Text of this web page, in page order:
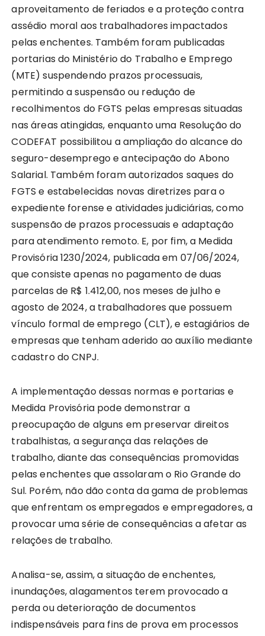
aproveitamento de feriados e a proteção contra
assédio moral aos trabalhadores impactados
pelas enchentes. Também foram publicadas
portarias do Ministério do Trabalho e Emprego
(MTE) suspendendo prazos processuais,
permitindo a suspensão ou redução de
recolhimentos do FGTS pelas empresas situadas
nas áreas atingidas, enquanto uma Resolução do
CODEFAT possibilitou a ampliação do alcance do
seguro-desemprego e antecipação do Abono
Salarial. Também foram autorizados saques do
FGTS e estabelecidas novas diretrizes para o
expediente forense e atividades judiciárias, como
suspensão de prazos processuais e adaptação
para atendimento remoto. E, por fim, a Medida
Provisória 1230/2024, publicada em 07/06/2024,
que consiste apenas no pagamento de duas
parcelas de R$ 1.412,00, nos meses de julho e
agosto de 2024, a trabalhadores que possuem
vínculo formal de emprego (CLT), e estagiários de
empresas que tenham aderido ao auxílio mediante
cadastro do CNPJ.
A implementação dessas normas e portarias e
Medida Provisória pode demonstrar a
preocupação de alguns em preservar direitos
trabalhistas, a segurança das relações de
trabalho, diante das consequências promovidas
pelas enchentes que assolaram o Rio Grande do
Sul. Porém, não dão conta da gama de problemas
que enfrentam os empregados e empregadores, a
provocar uma série de consequências a afetar as
relações de trabalho.
Analisa-se, assim, a situação de enchentes,
inundações, alagamentos terem provocado a
perda ou deterioração de documentos
indispensáveis para fins de prova em processos